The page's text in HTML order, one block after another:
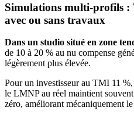
Simulations multi-profils
avec ou sans travaux
Dans un studio situé en zone
de 10 à 20 % au nu compense
légèrement plus élevée.
Pour un investisseur au TMI 11
le LMNP au réel maintient
zéro, améliorant mécaniquement